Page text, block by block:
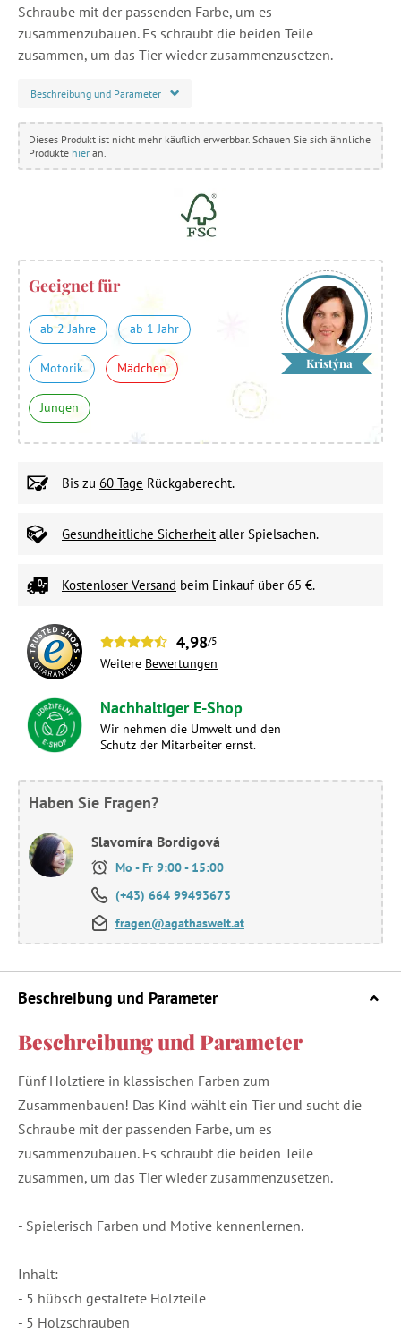
Schraube mit der passenden Farbe, um es
zusammenzubauen. Es schraubt die beiden Teile
zusammen, um das Tier wieder zusammenzusetzen.
Beschreibung und Parameter
Dieses Produkt ist nicht mehr käuflich erwerbbar. Schauen Sie sich ähnliche
Produkte hier an.
Geeignet für
ab 2 Jahre ab 1 Jahr
Motorik Mädchen
Jungen
Kristýna
Bis zu 60 Tage Rückgaberecht.
Gesundheitliche Sicherheit aller Spielsachen.
Kostenloser Versand beim Einkauf über 65 €.
4,98/5
Weitere Bewertungen
Nachhaltiger E-Shop
Wir nehmen die Umwelt und den
Schutz der Mitarbeiter ernst.
Haben Sie Fragen?
Slavomíra Bordigová
Mo - Fr 9:00 - 15:00
(+43) 664 99493673
fragen@agathaswelt.at
Beschreibung und Parameter
Beschreibung und Parameter
Fünf Holztiere in klassischen Farben zum
Zusammenbauen! Das Kind wählt ein Tier und sucht die
Schraube mit der passenden Farbe, um es
zusammenzubauen. Es schraubt die beiden Teile
zusammen, um das Tier wieder zusammenzusetzen.
- Spielerisch Farben und Motive kennenlernen.
Inhalt:
- 5 hübsch gestaltete Holzteile
- 5 Holzschrauben